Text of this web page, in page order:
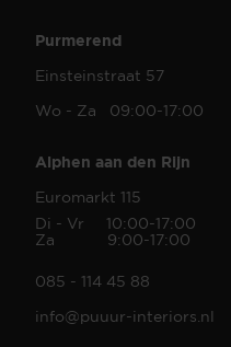
Purmerend
Einsteinstraat 57
Wo - Za 09:00-17:00
Alphen aan den Rijn
Euromarkt 115
Di - Vr 10:00-17:00
Za 9:00-17:00
085 - 114 45 88
info@puuur-interiors.nl